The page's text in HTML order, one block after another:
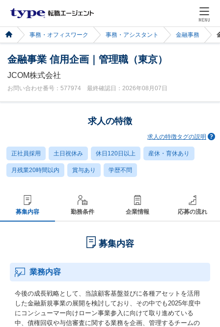
MENU
事務・オフィスワーク 事務・アシスタント 金融事務
金融事業 信用企画｜管理職（東京）
JCOM株式会社
お問い合わせ番号：577974 最終確認日：2026年08月07日
求人の特徴
求人の特徴タグの説明
正社員採用 土日祝休み 休日120日以上 産休・育休あり
月残業20時間以内 賞与あり 学歴不問
募集内容 勤務条件 企業情報 応募の流れ
募集内容
業務内容
今後の成長戦略として、当該顧客基盤並びに各種アセットを活用
した金融新規事業の展開を検討しており、その中でも2025年度中
にコンシューマー向けローン事業参入に向けて取り進めている
中、債権回収や与信審査に関する業務を企画、管理するチームの